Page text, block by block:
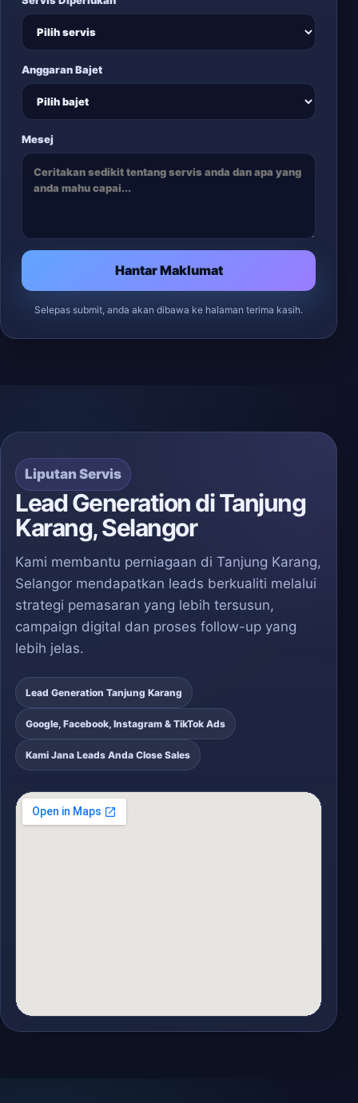
Anggaran Bajet
Mesej
Hantar Maklumat
Selepas submit, anda akan dibawa ke halaman terima kasih.
Liputan Servis
Lead Generation di Tanjung
Karang, Selangor
Kami membantu perniagaan di Tanjung Karang,
Selangor mendapatkan leads berkualiti melalui
strategi pemasaran yang lebih tersusun,
campaign digital dan proses follow-up yang
lebih jelas.
Lead Generation Tanjung Karang
Google, Facebook, Instagram & TikTok Ads
Kami Jana Leads Anda Close Sales